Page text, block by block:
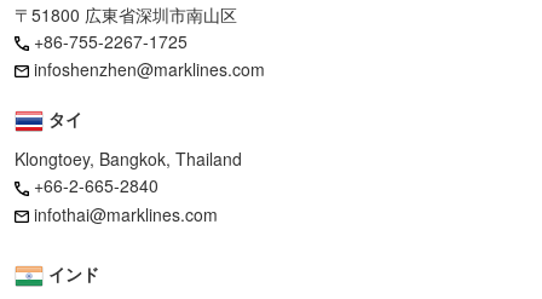
〒51800 広東省深圳市南山区
+86-755-2267-1725
infoshenzhen@marklines.com
タイ
Klongtoey, Bangkok, Thailand
+66-2-665-2840
infothai@marklines.com
インド